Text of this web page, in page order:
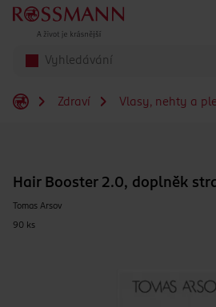
Přeskočit na hlavmní obsah
Zdraví Vlasy, nehty a
Hair Booster 2.0, doplněk
Tomas Arsov
90 ks